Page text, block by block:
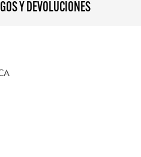
Y DEVOLUCIONES